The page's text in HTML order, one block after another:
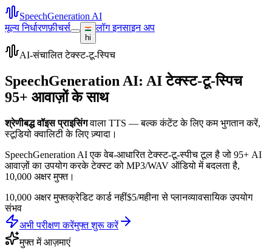
SpeechGeneration AI
मूल्य निर्धारणफ़ीचर्स
hi
लॉग इनसाइन अप
AI-संचालित टेक्स्ट-टू-स्पिच
SpeechGeneration AI: AI टेक्स्ट-टू-स्पिच
95+ आवाज़ों के साथ
श्रेणीबद्ध वॉइस प्राइसिंगवाला TTS — बल्क कंटेंट के लिए कम भुगतान करें,
स्टूडियो क्वालिटी के लिए ज़्यादा।
SpeechGeneration AI एक वेब-आधारित टेक्स्ट-टू-स्पीच टूल है जो 95+ AI
आवाज़ों का उपयोग करके टेक्स्ट को MP3/WAV ऑडियो में बदलता है,
10,000 अक्षर मुफ्त।
10,000 अक्षर मुफ्तक्रेडिट कार्ड नहीं$5/महीना से प्लानव्यावसायिक उपयोग
संभव
अभी परीक्षण करेंमुफ्त शुरू करें
मुफ्त में आज़माएं